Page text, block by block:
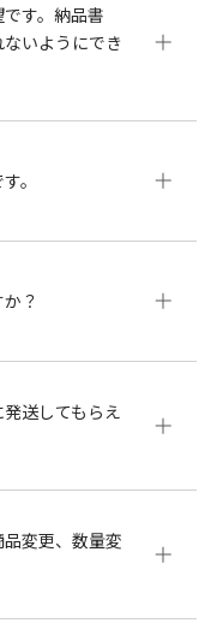
す。納品書
いようにでき
。
？
送してもらえ
変更、数量変